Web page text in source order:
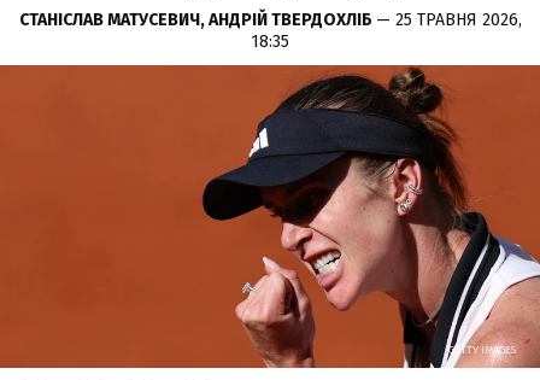
СТАНІСЛАВ МАТУСЕВИЧ,АНДРІЙ ТВЕРДОХЛІБ — 25 ТРАВНЯ 2026,
18:35
GETTY IMAGES